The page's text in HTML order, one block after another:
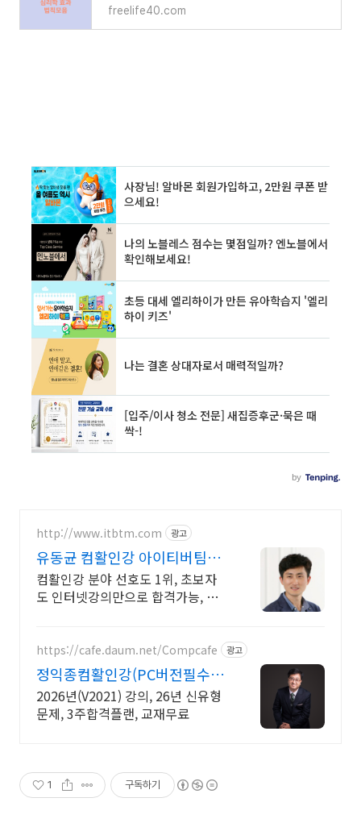
freelife40.com
http://www.itbtm.com 광고
유동균 컴활인강 아이티버팀목
2026년 대비
컴활인강 분야 선호도 1위, 초보자
도 인터넷강의만으로 합격가능, 초
https://cafe.daum.net/Compcafe 광고
정익종컴활인강(PC버전필수)
전강의메일전송 수강기한무제
한
2026년(V2021) 강의, 26년 신유형
문제, 3주합격플랜, 교재무료
1 구독하기